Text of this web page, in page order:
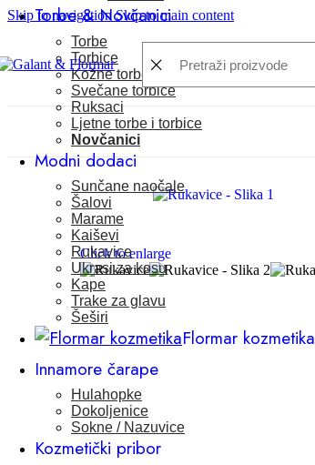
Skip to navigationSkip to main content
Torbe & Novčanici
Torbe
Torbice
Kožne torbe / torbice
Svečane torbice
Ruksaci
Ljetne torbe i torbice
Novčanici
Modni dodaci
Sunčane naočale
Šalovi
Marame
Kaiševi
Rukavice
Ukrasi za kosu
Kape
Trake za glavu
Šeširi
Flormar kozmetika
Innamore čarape
Hulahopke
Dokoljenice
Sokne / Nazuvice
Kozmetički pribor
Click to enlarge